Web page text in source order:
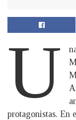
U
protagonistas. En